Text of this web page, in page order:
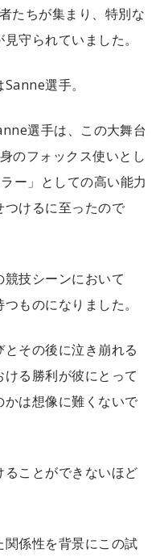
たちが集まり、特別な
守られていました。
選手。
選手は、この大舞台
のフォックス使いとし
ー」としての高い能力
つけるに至ったので
技シーンにおいて
ものになりました。
その後に泣き崩れる
る勝利が彼にとって
は想像に難くないで
ことができないほど
係性を背景にこの試